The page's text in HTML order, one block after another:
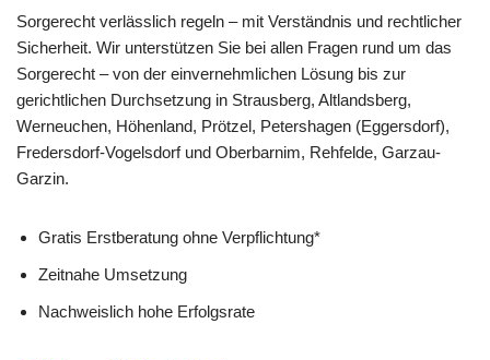
Sorgerecht verlässlich regeln – mit Verständnis und rechtlicher
Sicherheit. Wir unterstützen Sie bei allen Fragen rund um das
Sorgerecht – von der einvernehmlichen Lösung bis zur
gerichtlichen Durchsetzung in Strausberg, Altlandsberg,
Werneuchen, Höhenland, Prötzel, Petershagen (Eggersdorf),
Fredersdorf-Vogelsdorf und Oberbarnim, Rehfelde, Garzau-
Garzin.
Gratis Erstberatung ohne Verpflichtung*
Zeitnahe Umsetzung
Nachweislich hohe Erfolgsrate